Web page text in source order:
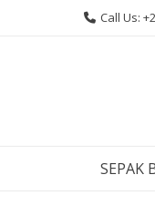
Call Us:
SEPAK